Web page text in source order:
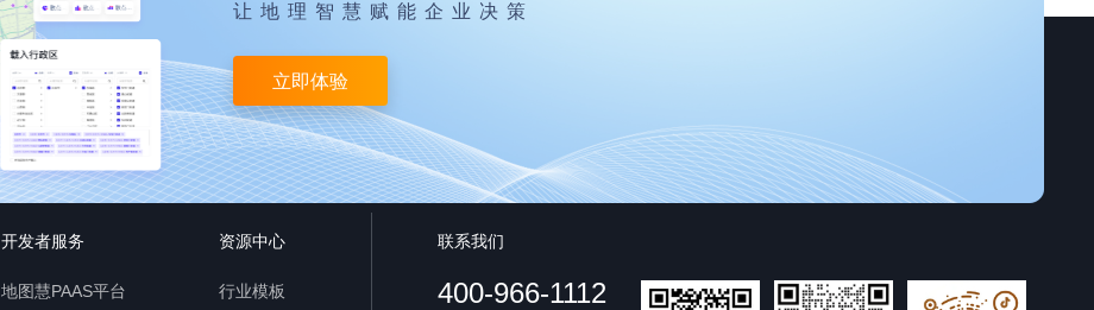
让地理智慧赋能企业决策
立即体验
开发者服务
地图慧PAAS平台
资源中心
行业模板
联系我们
400-966-1112